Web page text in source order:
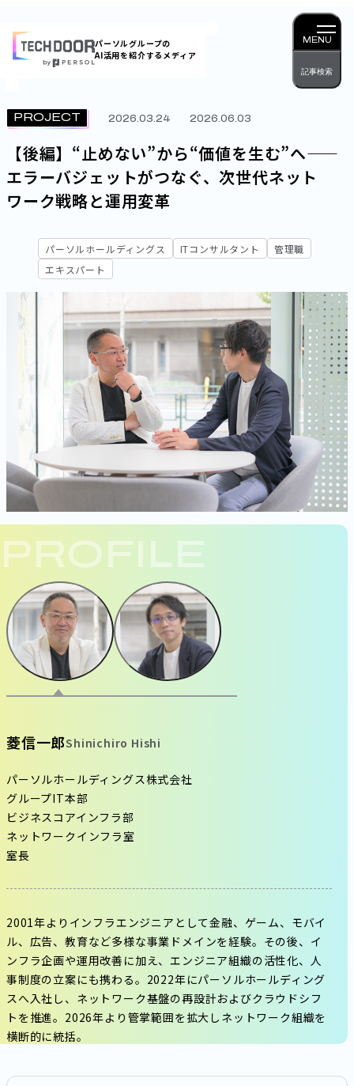
容
を
キッ
プ
パーソルグループの
AI活用を紹介するメディア
MENU
記事検索
PROJECT 2026.03.24 2026.06.03
【後編】“止めない”から“価値を生む”へ——
エラーバジェットがつなぐ、次世代ネット
ワーク戦略と運用変革
パーソルホールディングス ITコンサルタント
管理職
エキスパート
PROFILE
菱信一郎Shinichiro Hishi
パーソルホールディングス株式会社
グループIT本部
ビジネスコアインフラ部
ネットワークインフラ室
室長
2001年よりインフラエンジニアとして金融、ゲーム、モバイ
ル、広告、教育など多様な事業ドメインを経験。その後、イ
ンフラ企画や運用改善に加え、エンジニア組織の活性化、人
事制度の立案にも携わる。2022年にパーソルホールディング
スへ入社し、ネットワーク基盤の再設計およびクラウドシフ
トを推進。2026年より管掌範囲を拡大しネットワーク組織を
横断的に統括。